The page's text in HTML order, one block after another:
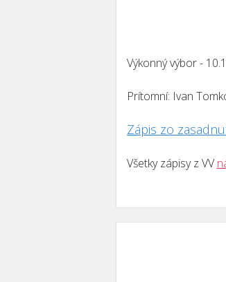
Výkonný výbor -
Prítomní: Ivan
Zápis zo
Všetky zápisy z VV